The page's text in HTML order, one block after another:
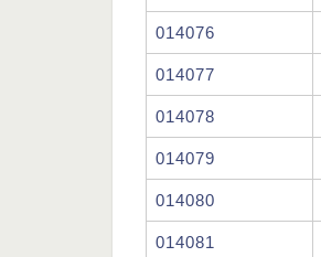
014076
014077
014078
014079
014080
014081